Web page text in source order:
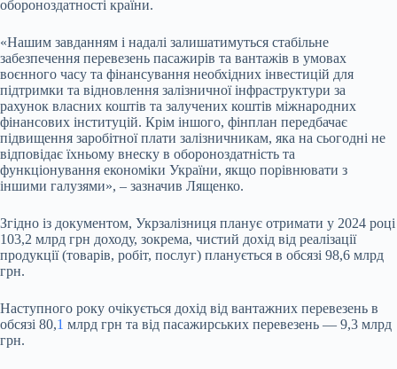
обороноздатності країни.
«Нашим завданням і надалі залишатимуться стабільне
забезпечення перевезень пасажирів та вантажів в умовах
воєнного часу та фінансування необхідних інвестицій для
підтримки та відновлення залізничної інфраструктури за
рахунок власних коштів та залучених коштів міжнародних
фінансових інституцій. Крім іншого, фінплан передбачає
підвищення заробітної плати залізничникам, яка на сьогодні не
відповідає їхньому внеску в обороноздатність та
функціонування економіки України, якщо порівнювати з
іншими галузями», – зазначив Лященко.
Згідно із документом, Укрзалізниця планує отримати у 2024 році
103,2 млрд грн доходу, зокрема, чистий дохід від реалізації
продукції (товарів, робіт, послуг) планується в обсязі 98,6 млрд
грн.
Наступного року очікується дохід від вантажних перевезень в
обсязі 80,1 млрд грн та від пасажирських перевезень — 9,3 млрд
грн.